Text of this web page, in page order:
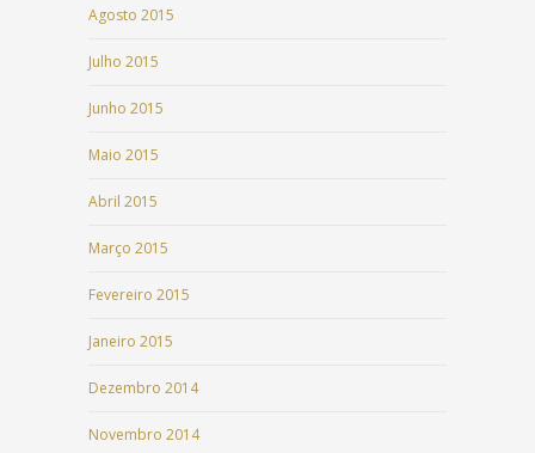
Agosto 2015
Julho 2015
Junho 2015
Maio 2015
Abril 2015
Março 2015
Fevereiro 2015
Janeiro 2015
Dezembro 2014
Novembro 2014